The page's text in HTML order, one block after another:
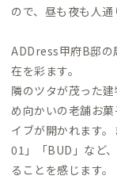
ので、昼も夜も人通
ADDress甲府B邸の
在を彩ます。
隣のツタが茂った
め向かいの老舗お
イブが開かれます
01」「BUD」など
ることを感じます。